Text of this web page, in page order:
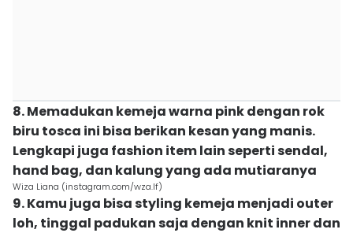
8. Memadukan kemeja warna pink dengan rok
biru tosca ini bisa berikan kesan yang manis.
Lengkapi juga fashion item lain seperti sendal,
hand bag, dan kalung yang ada mutiaranya
Wiza Liana (instagram.com/wza.lf)
9. Kamu juga bisa styling kemeja menjadi outer
loh, tinggal padukan saja dengan knit inner dan